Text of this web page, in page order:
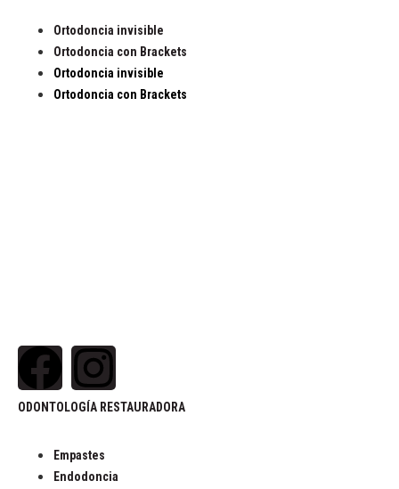
Ortodoncia invisible
Ortodoncia con Brackets
Ortodoncia invisible
Ortodoncia con Brackets
ODONTOLOGÍA RESTAURADORA
Empastes
Endodoncia